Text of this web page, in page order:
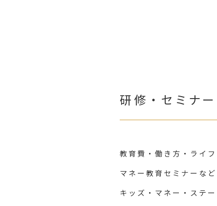
研修・セミナ
教育費・働き方・ライ
マネー教育セミナーなど
キッズ・マネー・ステ